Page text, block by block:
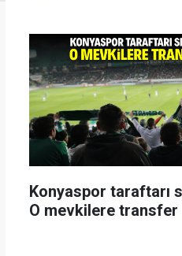
Konyaspor taraftarı
O mevkilere